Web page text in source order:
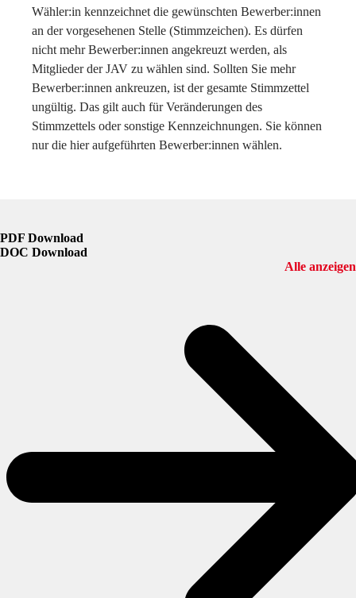
Wähler:in kennzeichnet die gewünschten Bewerber:innen
an der vorgesehenen Stelle (Stimmzeichen). Es dürfen
nicht mehr Bewerber:innen angekreuzt werden, als
Mitglieder der JAV zu wählen sind. Sollten Sie mehr
Bewerber:innen ankreuzen, ist der gesamte Stimmzettel
ungültig. Das gilt auch für Veränderungen des
Stimmzettels oder sonstige Kennzeichnungen. Sie können
nur die hier aufgeführten Bewerber:innen wählen.
PDF Download
DOC Download
Alle anzeigen